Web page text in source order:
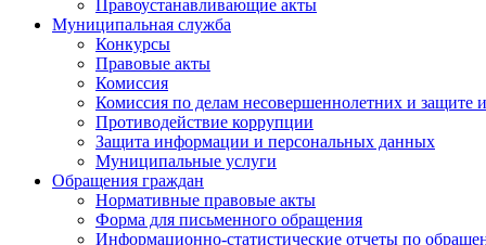
Правоустанавливающие акты
Муниципальная служба
Конкурсы
Правовые акты
Комиссия
Комиссия по делам несовершеннолетних и защите
Противодействие коррупции
Защита информации и персональных данных
Муниципальные услуги
Обращения граждан
Нормативные правовые акты
Форма для письменного обращения
Информационно-статистические отчеты по